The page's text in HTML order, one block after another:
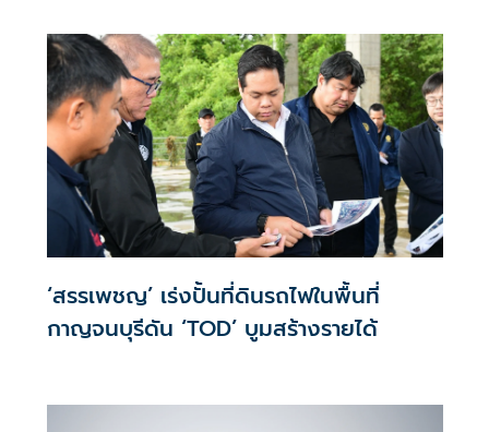
‘สรรเพชญ’ เร่งปั้นที่ดินรถไฟในพื้นที่
กาญจนบุรีดัน ‘TOD’ บูมสร้างรายได้